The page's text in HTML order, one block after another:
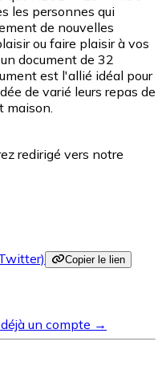
les personnes qui
de nouvelles
ou faire plaisir à vos
document de 32
est l'allié idéal pour
de varié leurs repas de
maison.
redirigé vers notre
Copier le lien
déjà un compte →